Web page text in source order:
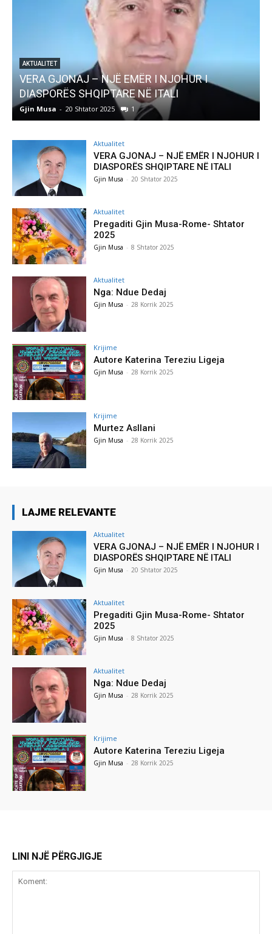
– NJË EMËR I NJOHUR I
SHQIPTARE NË ITALI
20 Shtator 2025 1
Pregaditi
Aktualitet
VERA GJONAJ – NJË EMËR I NJOHUR I
DIASPORËS SHQIPTARE NË ITALI
Gjin Musa - 20 Shtator 2025
Aktualitet
Pregaditi Gjin Musa-Rome- Shtator
2025
Gjin Musa - 8 Shtator 2025
Aktualitet
Nga: Ndue Dedaj
Gjin Musa - 28 Korrik 2025
Krijime
Autore Katerina Tereziu Ligeja
Gjin Musa - 28 Korrik 2025
Krijime
Murtez Asllani
Gjin Musa - 28 Korrik 2025
LAJME RELEVANTE
Aktualitet
VERA GJONAJ – NJË EMËR I NJOHUR I
DIASPORËS SHQIPTARE NË ITALI
Gjin Musa - 20 Shtator 2025
Aktualitet
Pregaditi Gjin Musa-Rome- Shtator
2025
Gjin Musa - 8 Shtator 2025
Aktualitet
Nga: Ndue Dedaj
Gjin Musa - 28 Korrik 2025
Krijime
Autore Katerina Tereziu Ligeja
Gjin Musa - 28 Korrik 2025
LINI NJË PËRGJIGJE